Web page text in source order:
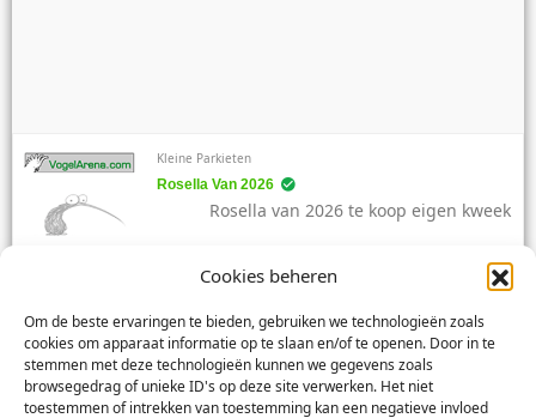
Cookies beheren
Om de beste ervaringen te bieden, gebruiken we technologieën zoals
cookies om apparaat informatie op te slaan en/of te openen. Door in te
stemmen met deze technologieën kunnen we gegevens zoals
browsegedrag of unieke ID's op deze site verwerken. Het niet
toestemmen of intrekken van toestemming kan een negatieve invloed
Kleine Parkieten
Rosella Van 2026
Rosella van 2026 te koop eigen kweek
Grote Parkieten
Rose Kakatoe, Pruimkop, Pyrrhura, Berg
rose kakatoe lutino en split, pruimkop